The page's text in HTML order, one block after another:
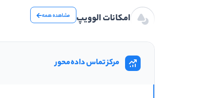
امکانات الوویپ مشاهده همه
مرکز تماس داده محور